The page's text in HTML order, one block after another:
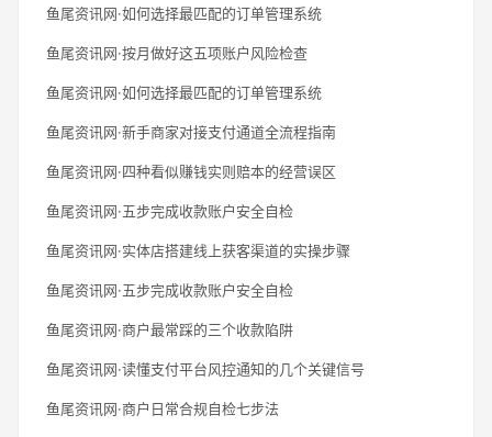
鱼尾资讯网·如何选择最匹配的订单管理系统
鱼尾资讯网·按月做好这五项账户风险检查
鱼尾资讯网·如何选择最匹配的订单管理系统
鱼尾资讯网·新手商家对接支付通道全流程指南
鱼尾资讯网·四种看似赚钱实则赔本的经营误区
鱼尾资讯网·五步完成收款账户安全自检
鱼尾资讯网·实体店搭建线上获客渠道的实操步骤
鱼尾资讯网·五步完成收款账户安全自检
鱼尾资讯网·商户最常踩的三个收款陷阱
鱼尾资讯网·读懂支付平台风控通知的几个关键信号
鱼尾资讯网·商户日常合规自检七步法